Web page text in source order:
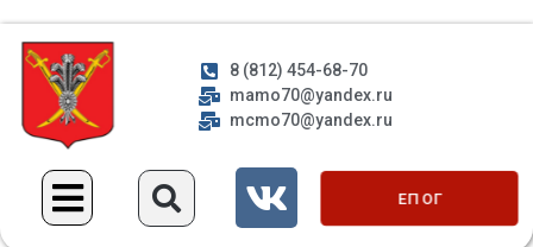
8 (812) 454-68-70
mamo70@yandex.ru
mcmo70@yandex.ru
ЕП ОГ